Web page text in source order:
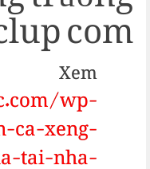
com
Xem
wp-
xeng-